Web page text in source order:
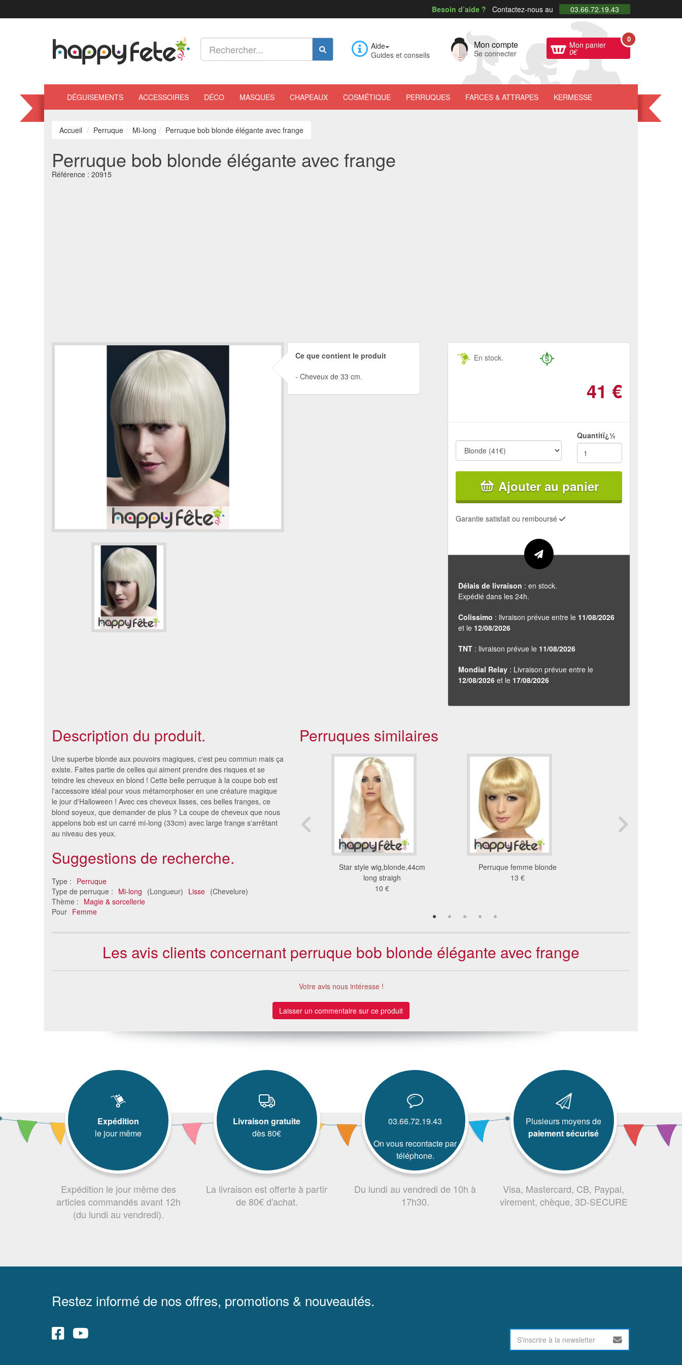
Besoin d’aide ? Contactez-nous au 03.66.72.19.43
Aide
Guides et conseils
Mon compte
Se connecter
Mon panier
0€
0
DÉGUISEMENTS ACCESSOIRES DÉCO MASQUES CHAPEAUX COSMÉTIQUE PERRUQUES FARCES & ATTRAPES KERMESSE
Accueil Perruque Mi-long Perruque bob blonde élégante avec frange
Perruque bob blonde élégante avec frange
Référence : 20915
Ce que contient le produit
Cheveux de 33 cm.
En stock.
41 €
Quantitï¿½
Ajouter au panier
Garantie satisfait ou remboursé
Délais de livraison : en stock.
Expédié dans les 24h.
Colissimo : livraison prévue entre le 11/08/2026
et le 12/08/2026
TNT : livraison prévue le 11/08/2026
Mondial Relay : Livraison prévue entre le
12/08/2026 et le 17/08/2026
Description du produit.
Une superbe blonde aux pouvoirs magiques, c'est peu commun mais ça
existe. Faites partie de celles qui aiment prendre des risques et se
teindre les cheveux en blond ! Cette belle perruque à la coupe bob est
l'accessoire idéal pour vous métamorphoser en une créature magique
le jour d'Halloween ! Avec ces cheveux lisses, ces belles franges, ce
blond soyeux, que demander de plus ? La coupe de cheveux que nous
appelons bob est un carré mi-long (33cm) avec large frange s'arrêtant
au niveau des yeux.
Suggestions de recherche.
Type : Perruque
Type de perruque : Mi-long (Longueur) Lisse (Chevelure)
Thème : Magie & sorcellerie
Pour Femme
Perruques similaires
Perruque carré blond de 30cm
et frange
41 €
Perruque carré blond mi-long
12 €
Star style wig,blonde,44cm
long straigh
10 €
Perruque femme blonde
13 €
Les avis clients concernant perruque bob blonde élégante avec frange
Votre avis nous intéresse !
Laisser un commentaire sur ce produit
Expédition
le jour même
Expédition le jour même des
articles commandés avant 12h
(du lundi au vendredi).
Livraison gratuite
dès 80€
La livraison est offerte à partir
de 80€ d'achat.
03.66.72.19.43
On vous recontacte par
téléphone.
Du lundi au vendredi de 10h à
17h30.
Plusieurs moyens de
paiement sécurisé
Visa, Mastercard, CB, Paypal,
virement, chèque, 3D-SECURE
Restez informé de nos offres, promotions & nouveautés.